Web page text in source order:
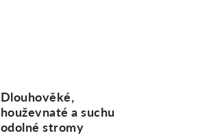
Dlouhověké,
houževnaté a suchu
odolné stromy